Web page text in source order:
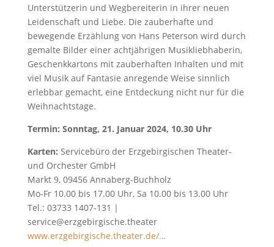
Unterstützerin und Wegbereiterin in ihrer neuen
Leidenschaft und Liebe. Die zauberhafte und
bewegende Erzählung von Hans Peterson wird durch
gemalte Bilder einer achtjährigen Musikliebhaberin,
Geschenkkartons mit zauberhaften Inhalten und mit
viel Musik auf Fantasie anregende Weise sinnlich
erlebbar gemacht, eine Entdeckung nicht nur für die
Weihnachtstage.
Termin: Sonntag, 21. Januar 2024, 10.30 Uhr
Karten: Servicebüro der Erzgebirgischen Theater-
und Orchester GmbH
Markt 9, 09456 Annaberg-Buchholz
Mo-Fr 10.00 bis 17.00 Uhr, Sa 10.00 bis 13.00 Uhr
Tel.: 03733 1407-131 |
service@erzgebirgische.theater
www.erzgebirgische.theater.de/…